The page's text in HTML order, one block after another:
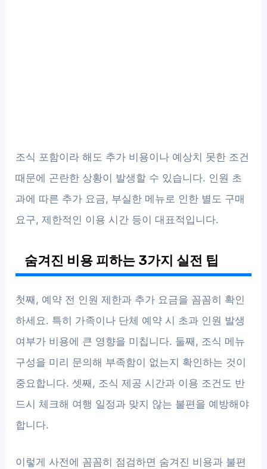
조식 포함이라 해도 추가 비용이나 예상치 못한 조건
때문에 곤란한 상황이 발생할 수 있습니다. 인원 초
과에 따른 추가 요금, 부실한 메뉴로 인한 별도 구매
요구, 제한적인 이용 시간 등이 대표적입니다.
숨겨진 비용 피하는 3가지 실전 팁
첫째, 예약 전 인원 제한과 추가 요금을 꼼꼼히 확인
하세요. 특히 가족이나 단체 예약 시 초과 인원 발생
여부가 비용에 큰 영향을 미칩니다. 둘째, 조식 메뉴
구성을 미리 문의해 부족함이 없는지 확인하는 것이
중요합니다. 셋째, 조식 제공 시간과 이용 조건도 반
드시 체크해 여행 일정과 맞지 않는 불편을 예방해야
합니다.
이렇게 사전에 꼼꼼히 점검하면 숨겨진 비용과 불편